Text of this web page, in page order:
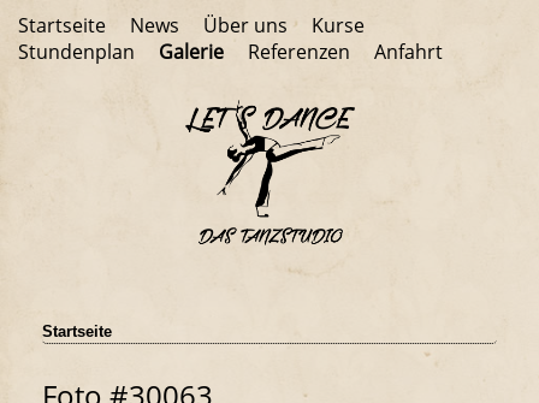
Startseite News Über uns
Kurse
Stundenplan
Galerie Referenzen Anfahrt
Startseite
Foto #30063